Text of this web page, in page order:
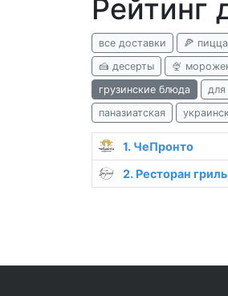
Рейтинг
все доставки 🍕 пицца
🍰 десерты
🍨
грузинские блюда
для
паназиатская
1. ЧеПронто
2. Ресторан